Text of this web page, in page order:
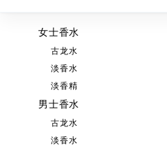
女士香水
古龙水
淡香水
淡香精
男士香水
古龙水
淡香水